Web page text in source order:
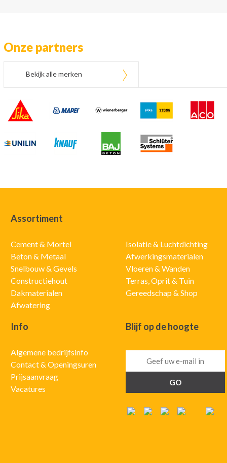
Onze partners
Bekijk alle merken
Assortiment
Cement & Mortel
Beton & Metaal
Snelbouw & Gevels
Constructiehout
Dakmaterialen
Afwatering
Isolatie & Luchtdichting
Afwerkingsmaterialen
Vloeren & Wanden
Terras, Oprit & Tuin
Gereedschap & Shop
Info
Algemene bedrijfsinfo
Contact & Openingsuren
Prijsaanvraag
Vacatures
Blijf op de hoogte